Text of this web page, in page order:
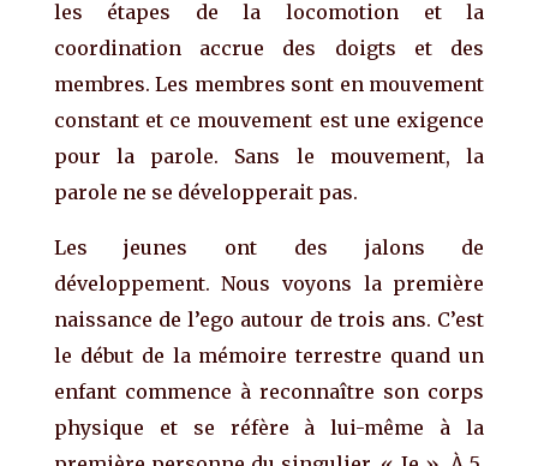
les étapes de la locomotion et la
coordination accrue des doigts et des
membres. Les membres sont en mouvement
constant et ce mouvement est une exigence
pour la parole. Sans le mouvement, la
parole ne se développerait pas.
Les jeunes ont des jalons de
développement. Nous voyons la première
naissance de l’ego autour de trois ans. C’est
le début de la mémoire terrestre quand un
enfant commence à reconnaître son corps
physique et se réfère à lui-même à la